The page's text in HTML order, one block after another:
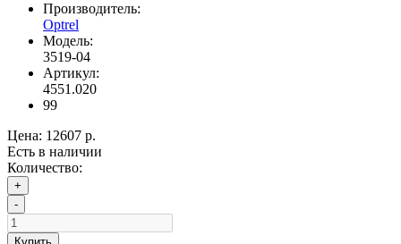
Производитель:
Optrel
Модель:
3519-04
Артикул:
4551.020
99
Цена: 12607 р.
Есть в наличии
Количество:
+
-